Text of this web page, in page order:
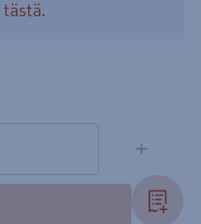
tästä.
+